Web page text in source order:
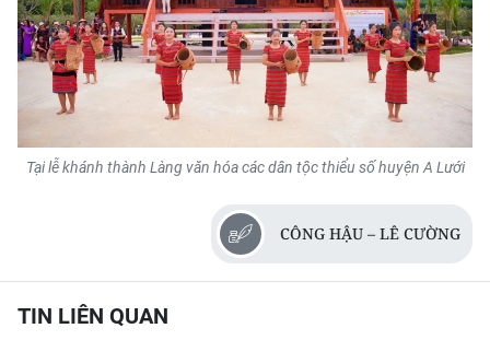
Tại lễ khánh thành Làng văn hóa các dân tộc thiểu số huyện A Lưới
CÔNG HẬU – LÊ CƯỜNG
TIN LIÊN QUAN